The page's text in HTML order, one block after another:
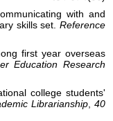
with and
skills set. Reference
first year overseas
Education Research
college students'
Librarianship 40